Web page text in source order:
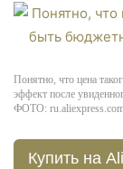
Понятно, что цена
эффект после
ФОТО:
Купить на